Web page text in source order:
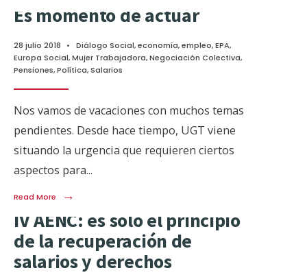
Es momento de actuar
28 julio 2018 • Diálogo Social,economía,empleo,EPA,
Europa Social,Mujer Trabajadora,Negociación Colectiva,
Pensiones,Política,Salarios
Nos vamos de vacaciones con muchos temas
pendientes. Desde hace tiempo, UGT viene
situando la urgencia que requieren ciertos
aspectos para...
Read More →
IV AENC: es sólo el principio
de la recuperación de
salarios y derechos